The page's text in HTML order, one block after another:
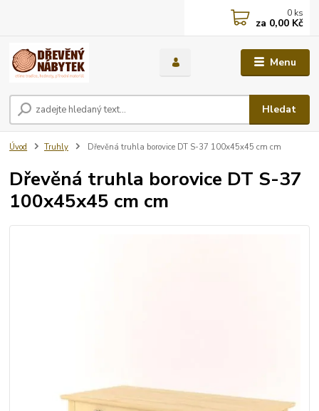
Menu
Hledat
0 ks
za 0,00 Kč
Úvod Truhly Dřevěná truhla borovice DT S-37 100x45x45 cm cm
Dřevěná truhla borovice DT S-37
100x45x45 cm cm